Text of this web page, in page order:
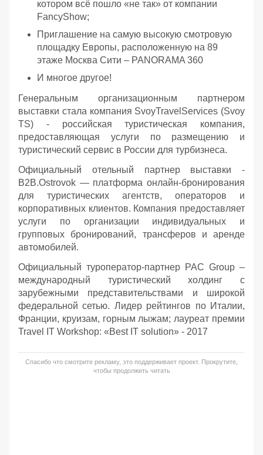
котором всё пошло «не так» от компании
FancyShow;
Приглашение на самую высокую смотровую
площадку Европы, расположенную на 89
этаже Москва Сити – PANORAMA 360
И многое другое!
Генеральным организационным партнером
выставки стала компания SvoyTravelServices (Svoy
TS) - российская туристическая компания,
предоставляющая услуги по размещению и
туристический сервис в России для турбизнеса.
Официальный отельный партнер выставки -
B2B.Ostrovok — платформа онлайн-бронирования
для туристических агентств, операторов и
корпоративных клиентов. Компания предоставляет
услуги по организации индивидуальных и
групповых бронирований, трансферов и аренде
автомобилей.
Официальный туроператор-партнер PAC Group –
международный туристический холдинг с
зарубежными представительствами и широкой
федеральной сетью. Лидер рейтингов по Италии,
Франции, круизам, горным лыжам; лауреат премии
Travel IT Workshop: «Best IT solution» - 2017
Спасибо что смотрите рекламу, это поддерживает проект. Прокрутите,
чтобы продолжить читать